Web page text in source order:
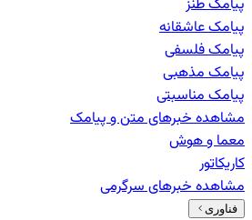
پیامک طنز
پیامک عاشقانه
پیامک فلسفی
پیامک مذهبی
پیامک مناسبتی
مشاهده خبرهایمتن و پیامک
معما و هوش
کاریکاتور
مشاهده خبرهایسرگرمی
فناوری